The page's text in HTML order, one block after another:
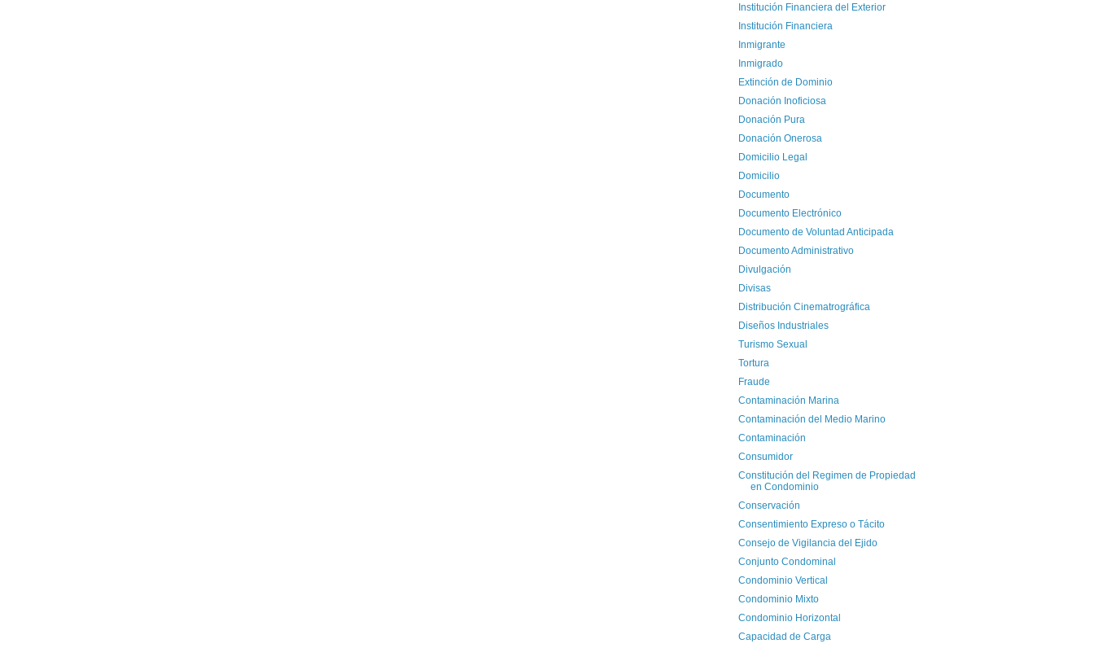
Institución Financiera del Exterior
Institución Financiera
Inmigrante
Inmigrado
Extinción de Dominio
Donación Inoficiosa
Donación Pura
Donación Onerosa
Domicilio Legal
Domicilio
Documento
Documento Electrónico
Documento de Voluntad Anticipada
Documento Administrativo
Divulgación
Divisas
Distribución Cinematrográfica
Diseños Industriales
Turismo Sexual
Tortura
Fraude
Contaminación Marina
Contaminación del Medio Marino
Contaminación
Consumidor
Constitución del Regimen de Propiedad
en Condominio
Conservación
Consentimiento Expreso o Tácito
Consejo de Vigilancia del Ejido
Conjunto Condominal
Condominio Vertical
Condominio Mixto
Condominio Horizontal
Capacidad de Carga